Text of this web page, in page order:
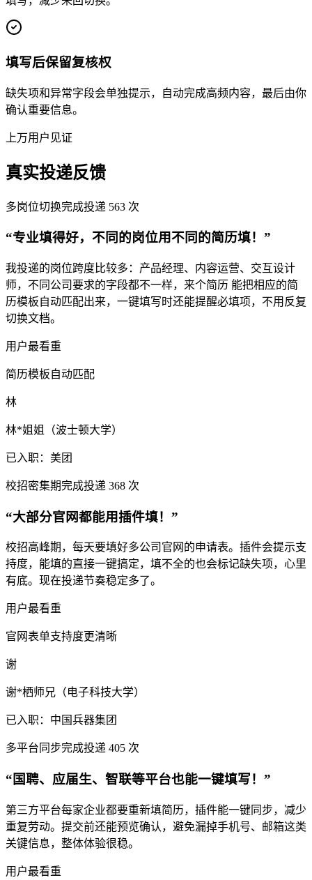
填写后保留复核权
缺失项和异常字段会单独提示，自动完成高频内容，最后由你
确认重要信息。
上万用户见证
真实投递反馈
多岗位切换完成投递 563 次
“专业填得好，不同的岗位用不同的简历填！”
我投递的岗位跨度比较多：产品经理、内容运营、交互设计
师，不同公司要求的字段都不一样，来个简历 能把相应的简
历模板自动匹配出来，一键填写时还能提醒必填项，不用反复
切换文档。
用户最看重
简历模板自动匹配
林
林*姐姐（波士顿大学）
已入职：美团
校招密集期完成投递 368 次
“大部分官网都能用插件填！”
校招高峰期，每天要填好多公司官网的申请表。插件会提示支
持度，能填的直接一键搞定，填不全的也会标记缺失项，心里
有底。现在投递节奏稳定多了。
用户最看重
官网表单支持度更清晰
谢
谢*栖师兄（电子科技大学）
已入职：中国兵器集团
多平台同步完成投递 405 次
“国聘、应届生、智联等平台也能一键填写！”
第三方平台每家企业都要重新填简历，插件能一键同步，减少
重复劳动。提交前还能预览确认，避免漏掉手机号、邮箱这类
关键信息，整体体验很稳。
用户最看重